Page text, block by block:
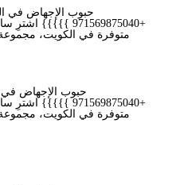
+971569875040
متوفرة في الكويت،
+971569875040
متوفرة في الكويت،